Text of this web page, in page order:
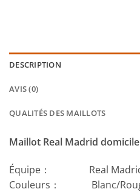
DESCRIPTION
AVIS (0)
QUALITÉS DES MAILLOTS
Maillot Real Madrid
Équipe： Real
Couleurs： Blanc/